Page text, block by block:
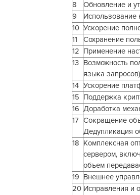
8 Обновление и
9
Использование
10 Ускорение
11
Сохранение
12 Применение
13 Возможность
языка запросов)
14 Ускорение
15 Поддержка
16 Доработка
17 Сокращение
Дедупликация
18 Комплексная
сервером,
объем
19 Внешнее
20 Исправления и